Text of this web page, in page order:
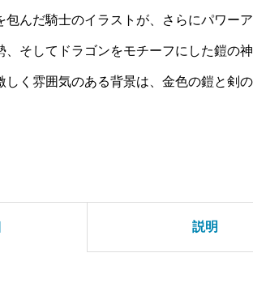
んだ騎士のイラストが、さらにパワー
、そしてドラゴンをモチーフにした鎧
く雰囲気のある背景は、金色の鎧と剣
説明